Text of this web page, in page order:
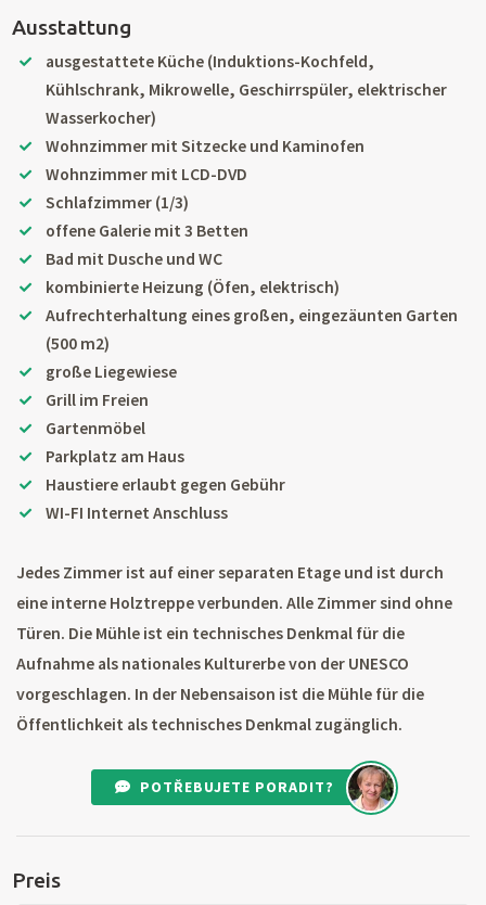
Ausstattung
ausgestattete Küche (Induktions-Kochfeld,
Kühlschrank, Mikrowelle, Geschirrspüler, elektrischer
Wasserkocher)
Wohnzimmer mit Sitzecke und Kaminofen
Wohnzimmer mit LCD-DVD
Schlafzimmer (1/3)
offene Galerie mit 3 Betten
Bad mit Dusche und WC
kombinierte Heizung (Öfen, elektrisch)
Aufrechterhaltung eines großen, eingezäunten Garten
(500 m2)
große Liegewiese
Grill im Freien
Gartenmöbel
Parkplatz am Haus
Haustiere erlaubt gegen Gebühr
WI-FI Internet Anschluss
Jedes Zimmer ist auf einer separaten Etage und ist durch
eine interne Holztreppe verbunden. Alle Zimmer sind ohne
Türen. Die Mühle ist ein technisches Denkmal für die
Aufnahme als nationales Kulturerbe von der UNESCO
vorgeschlagen. In der Nebensaison ist die Mühle für die
Öffentlichkeit als technisches Denkmal zugänglich.
POTŘEBUJETE PORADIT?
Preis